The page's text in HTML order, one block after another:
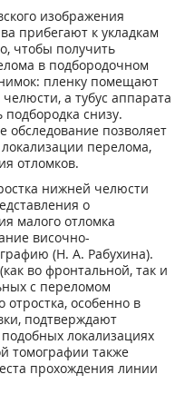
изображения
прибегают к укладкам
чтобы получить
в подбородочном
пленку помещают
а тубус аппарата
снизу.
обследование позволяет
перелома,
отломков.
нижней челюсти
о
малого отломка
височно-
(Н. А. Рабухина).
во фронтальной, так и
с переломом
особенно в
подтверждают
локализациях
томографии также
прохождения линии